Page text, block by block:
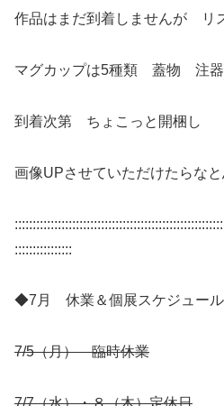
作品はまだ到着しませんが リ
マグカップは5種類 蓋物 注器
到着次第 ちょこっと開梱し
画像UPさせていただけたらな
::::::::::::::::
◆7月 休業＆個展スケジュール
7/5（月） 臨時休業
7/7（水）・８（木）定休日